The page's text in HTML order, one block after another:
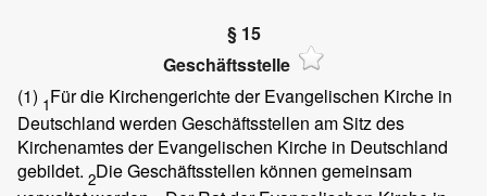
§ 15
Geschäftsstelle
(1) 1Für die Kirchengerichte der Evangelischen Kirche in
Deutschland werden Geschäftsstellen am Sitz des
Kirchenamtes der Evangelischen Kirche in Deutschland
gebildet. 2Die Geschäftsstellen können gemeinsam